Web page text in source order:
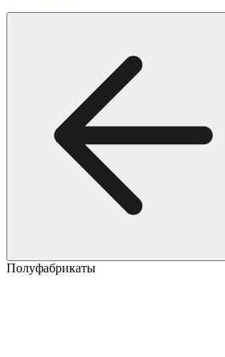
Полуфабрикаты